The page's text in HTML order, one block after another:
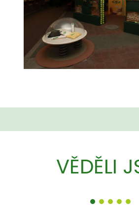
VĚDĚLI